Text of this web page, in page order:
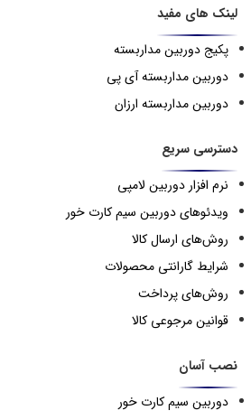
لینک های مفید
پکیج دوربین مداربسته
دوربین مداربسته آی پی
دوربین مداربسته ارزان
دسترسی سریع
نرم افزار دوربین لامپی
ویدئوهای دوربین سیم کارت خور
روش‌های ارسال کالا
شرایط گارانتی محصولات
روش‌های پرداخت
قوانین مرجوعی کالا
نصب آسان
دوربین سیم کارت خور